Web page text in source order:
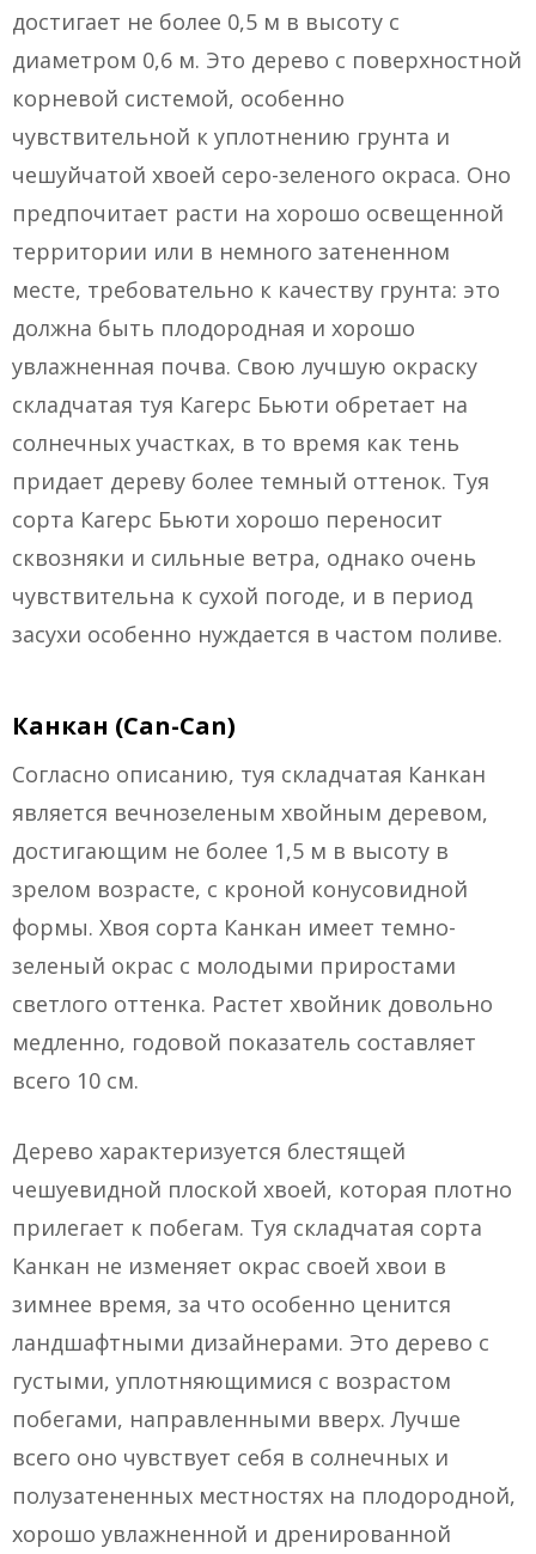
достигает не более 0,5 м в высоту с
диаметром 0,6 м. Это дерево с поверхностной
корневой системой, особенно
чувствительной к уплотнению грунта и
чешуйчатой хвоей серо-зеленого окраса. Оно
предпочитает расти на хорошо освещенной
территории или в немного затененном
месте, требовательно к качеству грунта: это
должна быть плодородная и хорошо
увлажненная почва. Свою лучшую окраску
складчатая туя Кагерс Бьюти обретает на
солнечных участках, в то время как тень
придает дереву более темный оттенок. Туя
сорта Кагерс Бьюти хорошо переносит
сквозняки и сильные ветра, однако очень
чувствительна к сухой погоде, и в период
засухи особенно нуждается в частом поливе.
Канкан (Can-Can)
Согласно описанию, туя складчатая Канкан
является вечнозеленым хвойным деревом,
достигающим не более 1,5 м в высоту в
зрелом возрасте, с кроной конусовидной
формы. Хвоя сорта Канкан имеет темно-
зеленый окрас с молодыми приростами
светлого оттенка. Растет хвойник довольно
медленно, годовой показатель составляет
всего 10 см.
Дерево характеризуется блестящей
чешуевидной плоской хвоей, которая плотно
прилегает к побегам. Туя складчатая сорта
Канкан не изменяет окрас своей хвои в
зимнее время, за что особенно ценится
ландшафтными дизайнерами. Это дерево с
густыми, уплотняющимися с возрастом
побегами, направленными вверх. Лучше
всего оно чувствует себя в солнечных и
полузатененных местностях на плодородной,
хорошо увлажненной и дренированной